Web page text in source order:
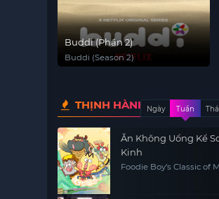
Buddi (Phần 2)
Buddi (Season 2)
THỊNH HÀNHNgày Tuần
Ăn Không Uổng Kể
Kinh
Foodie Boy’s Classic of